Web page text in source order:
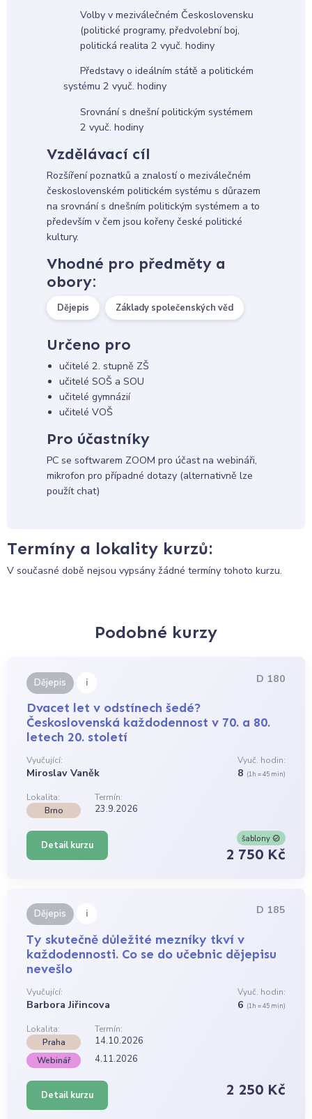
Volby v meziválečném Československu
(politické programy, předvolební boj,
politická realita 2 vyuč. hodiny
Představy o ideálním státě a politickém
systému 2 vyuč. hodiny
Srovnání s dnešní politickým systémem
2 vyuč. hodiny
Vzdělávací cíl
Rozšíření poznatků a znalostí o meziválečném
československém politickém systému s důrazem
na srovnání s dnešním politickým systémem a to
především v čem jsou kořeny české politické
kultury.
Vhodné pro předměty a
obory:
Dějepis Základy společenských věd
Určeno pro
učitelé 2. stupně ZŠ
učitelé SOŠ a SOU
učitelé gymnázií
učitelé VOŠ
Pro účastníky
PC se softwarem ZOOM pro účast na webináři,
mikrofon pro případné dotazy (alternativně lze
použít chat)
Termíny a lokality kurzů:
V současné době nejsou vypsány žádné termíny tohoto kurzu.
Podobné kurzy
Dějepis i D 180
Dvacet let v odstínech šedé?
Československá každodennost v 70. a 80.
letech 20. století
Vyučující:
Miroslav Vaněk
Vyuč. hodin:
8 (1h = 45 min)
Lokalita:
Termín:
Brno
23.9.2026
Detail kurzu
šablony
2 750 Kč
Dějepis i D 185
Ty skutečně důležité mezníky tkví v
každodennosti. Co se do učebnic dějepisu
nevešlo
Vyučující:
Barbora Jiřincova
Vyuč. hodin:
6 (1h = 45 min)
Lokalita:
Termín:
Praha
14.10.2026
Webinář 4.11.2026
Detail kurzu 2 250 Kč